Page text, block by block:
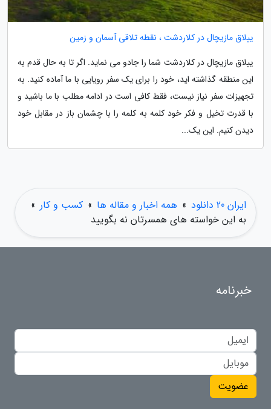
ییلاق مازیچال در کلاردشت ، نقطه تلاقی آسمان و زمین
ییلاق مازیچال در کلاردشت شما را جادو می نماید. اگر تا به حال قدم به
این منطقه گذاشته اید، خود را برای یک سفر رویایی با ما آماده کنید. به
تجهیزات سفر نیاز نیست، فقط کافی است در ادامه مطلب با ما باشید و
با قدرت تخیل و فکر خود کلمه به کلمه را با چشمان باز در مقابل خود
دیدن کنیم. این یک...
ایران 20 دانلود » همه اخبار و مقاله ها » کسب و کار »
به این خواسته های همسرتان نه بگویید
خبرنامه
عضویت